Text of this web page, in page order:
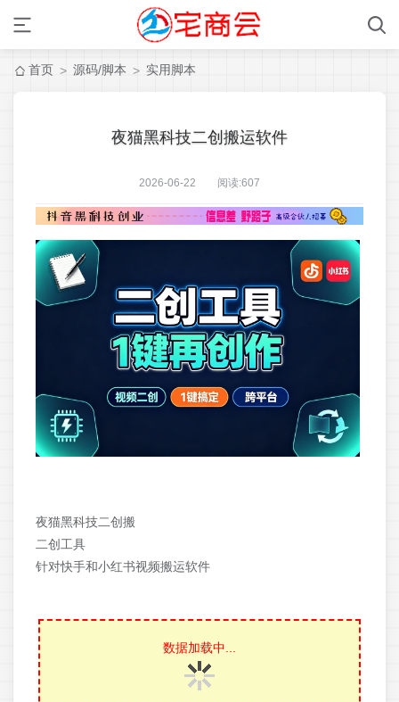
首页 > 源码/脚本 > 实用脚本
夜猫黑科技二创搬运软件
2026-06-22 阅读:607
夜猫黑科技二创搬
二创工具
针对快手和小红书视频搬运软件
数据加载中...